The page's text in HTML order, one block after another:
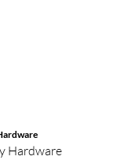
Hardware